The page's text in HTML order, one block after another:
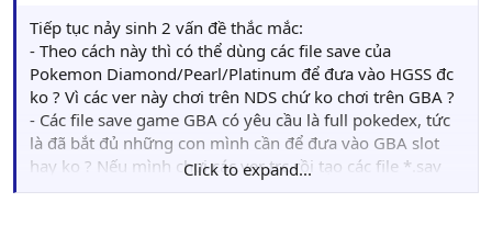
Tiếp tục nảy sinh 2 vấn đề thắc mắc:
- Theo cách này thì có thể dùng các file save của
Pokemon Diamond/Pearl/Platinum để đưa vào HGSS đc
ko ? Vì các ver này chơi trên NDS chứ ko chơi trên GBA ?
- Các file save game GBA có yêu cầu là full pokedex, tức
là đã bắt đủ những con mình cần để đưa vào GBA slot
hay ko ? Nếu mình chơi các ver trc rồi tạo các file *.sav
lấy lệ (ko bắt đủ pokemon) thì có fải là wa đây sẽ ko có
Click to expand...